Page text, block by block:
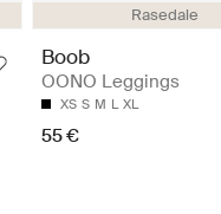
Rasedale
Boob
OONO Leggings
XS S M L XL
55 €